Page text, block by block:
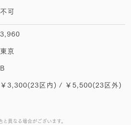
異なる場合がございます。
不可
3,960
東京
B
￥3,300(23区内) / ￥5,500(23区外)